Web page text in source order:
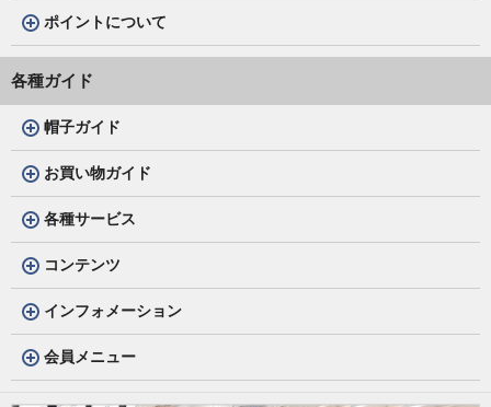
ポイントについて
各種ガイド
帽子ガイド
お買い物ガイド
各種サービス
コンテンツ
インフォメーション
会員メニュー